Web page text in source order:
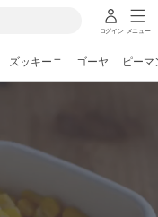
ログイン メニュー
ズッキーニ ゴーヤ ピーマ